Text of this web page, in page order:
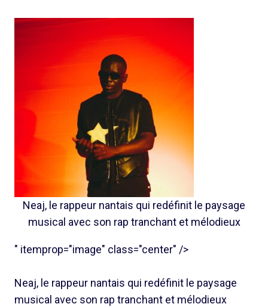
Neaj, le rappeur nantais qui redéfinit le paysage
musical avec son rap tranchant et mélodieux
" itemprop="image" class="center" />
Neaj, le rappeur nantais qui redéfinit le paysage
musical avec son rap tranchant et mélodieux